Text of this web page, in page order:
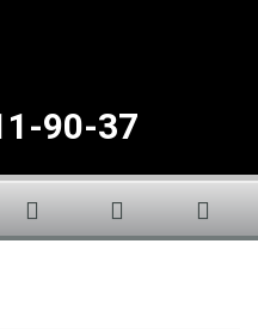
90-37